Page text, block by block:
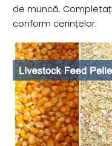
de muncă.
conform cerințelor.